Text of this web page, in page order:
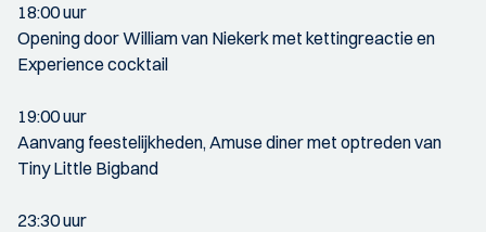
18:00 uur
Opening door William van Niekerk met kettingreactie en
Experience cocktail
19:00 uur
Aanvang feestelijkheden, Amuse diner met optreden van
Tiny Little Bigband
23:30 uur